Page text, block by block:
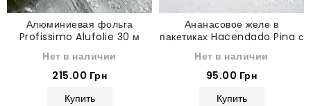
Алюминиевая фольга
Profissimo Alufolie 30 м
Нет в наличии
215.00 Грн
Купить
Ананасовое желе в
пакетиках Hacendado Pina с
Нет в наличии
95.00 Грн
Купить